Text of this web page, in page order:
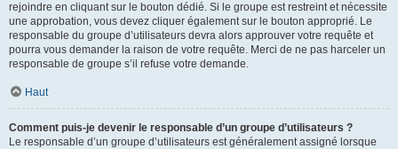
rejoindre en cliquant sur le bouton dédié. Si le groupe est restreint et nécessite
une approbation, vous devez cliquer également sur le bouton approprié. Le
responsable du groupe d’utilisateurs devra alors approuver votre requête et
pourra vous demander la raison de votre requête. Merci de ne pas harceler un
responsable de groupe s’il refuse votre demande.
Haut
Comment puis-je devenir le responsable d’un groupe d’utilisateurs ?
Le responsable d’un groupe d’utilisateurs est généralement assigné lorsque